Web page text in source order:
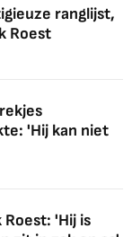
ranglijst,
Roest
'Hij kan niet
'Hij is